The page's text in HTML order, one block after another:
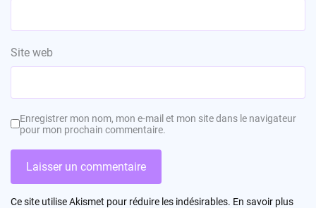
Site web
Enregistrer mon nom, mon e-mail et mon site dans le navigateur
pour mon prochain commentaire.
Ce site utilise Akismet pour réduire les indésirables. En savoir plus